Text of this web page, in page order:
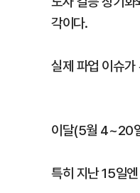
각이다.
실제 파업 이슈
이달(5월 4~20
특히 지난 15일